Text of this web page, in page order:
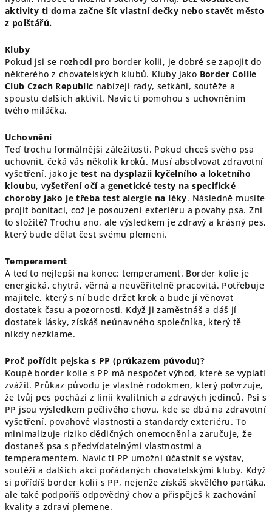
aktivity ti doma začne šít vlastní dečky nebo stavět město
z polštářů.
Kluby
Pokud jsi se rozhodl pro border kolii, je dobré se zapojit do
některého z chovatelských klubů. Kluby jako Border Collie
Club Czech Republic nabízejí rady, setkání, soutěže a
spoustu dalších aktivit. Navíc ti pomohou s uchovněním
tvého miláčka.
Uchovnění
Teď trochu formálnější záležitosti. Pokud chceš svého psa
uchovnit, čeká vás několik kroků. Musí absolvovat zdravotní
vyšetření, jako je test na dysplazii kyčelního a loketního
kloubu, vyšetření očí a genetické testy na specifické
choroby jako je třeba test alergie na léky. Následně musíte
projít bonitací, což je posouzení exteriéru a povahy psa. Zní
to složitě? Trochu ano, ale výsledkem je zdravý a krásný pes,
který bude dělat čest svému plemeni.
Temperament
A teď to nejlepší na konec: temperament. Border kolie je
energická, chytrá, věrná a neuvěřitelně pracovitá. Potřebuje
majitele, který s ní bude držet krok a bude jí věnovat
dostatek času a pozornosti. Když ji zaměstnáš a dáš jí
dostatek lásky, získáš neúnavného společníka, který tě
nikdy nezklame.
Proč pořídit pejska s PP (průkazem původu)?
Koupě border kolie s PP má nespočet výhod, které se vyplatí
zvážit. Průkaz původu je vlastně rodokmen, který potvrzuje,
že tvůj pes pochází z linií kvalitních a zdravých jedinců. Psi s
PP jsou výsledkem pečlivého chovu, kde se dbá na zdravotní
vyšetření, povahové vlastnosti a standardy exteriéru. To
minimalizuje riziko dědičných onemocnění a zaručuje, že
dostaneš psa s předvídatelnými vlastnostmi a
temperamentem. Navíc ti PP umožní účastnit se výstav,
soutěží a dalších akcí pořádaných chovatelskými kluby. Když
si pořídíš border kolii s PP, nejenže získáš skvělého parťáka,
ale také podpoříš odpovědný chov a přispěješ k zachování
kvality a zdraví plemene.